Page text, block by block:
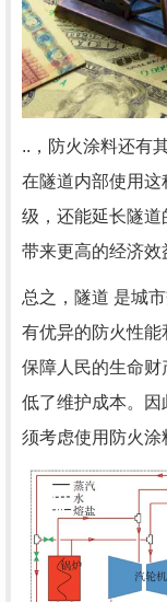
..，防火涂料还有
在隧道内部使用
级，还能延长隧
带来更高的经济效
总之，隧道 是城
有优异的防火性能
保障人民的生命
低了维护成本。
须考虑使用防火涂